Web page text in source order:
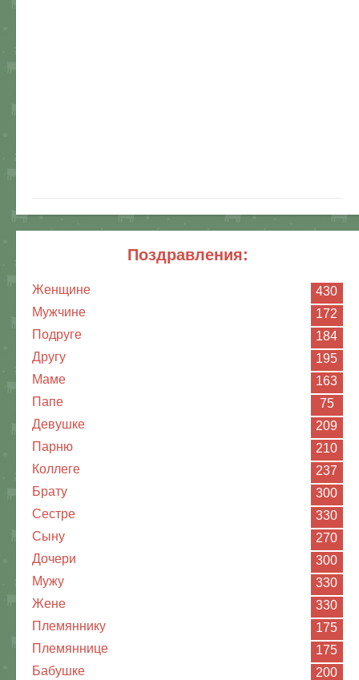
поздравления:
Женщине
430
Мужчине
172
Подруге
184
Другу
195
Маме
163
Папе
75
Девушке
209
Парню
210
Коллеге
237
Брату
300
Сестре
330
Сыну
270
Дочери
300
Мужу
330
Жене
330
Племяннику
175
Племяннице
175
Бабушке
200